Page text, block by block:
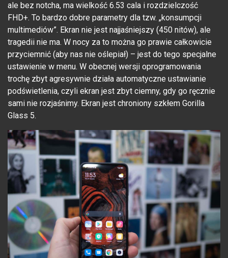
ale bez notcha, ma wielkość 6.53 cala i rozdzielczość
FHD+. To bardzo dobre parametry dla tzw. „konsumpcji
multimediów”. Ekran nie jest najjaśniejszy (450 nitów), ale
tragedii nie ma. W nocy za to można go prawie całkowicie
przyciemnić (aby nas nie oślepiał) – jest do tego specjalne
ustawienie w menu. W obecnej wersji oprogramowania
trochę zbyt agresywnie działa automatyczne ustawianie
podświetlenia, czyli ekran jest zbyt ciemny, gdy go ręcznie
sami nie rozjaśnimy. Ekran jest chroniony szkłem Gorilla
Glass 5.